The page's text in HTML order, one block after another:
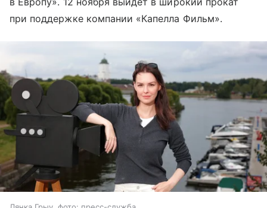
при поддержке компании «Капелла Фильм».